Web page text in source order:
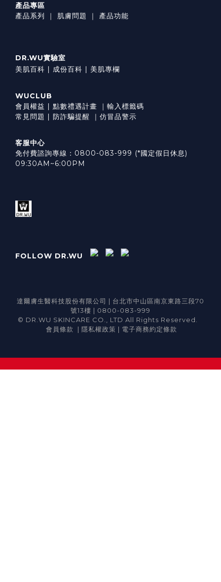
產品專區
產品系列
｜ 肌膚問題 ｜ 產品功能
DR.WU實驗室
美肌百科 | 成份百科 | 美肌專欄
WUCLUB
會員權益 | 點數禮遇計畫 ｜ 輸入標籤碼
常見問題 | 防詐騙提醒 ｜ 仿冒品警示
客服中心
免付費諮詢專線：0800-083-999 (*國定假日休息)
09:30AM~6:00PM
FOLLOW DR.WU
達爾膚生醫科技股份有限公司 | 台北市中山區南京東路三段70
號13樓 | 0800-083-999
© DR.WU SKINCARE CO., LTD All Rights Reserved.
會員條款
| 隱私權政策 | 電子商務約定條款